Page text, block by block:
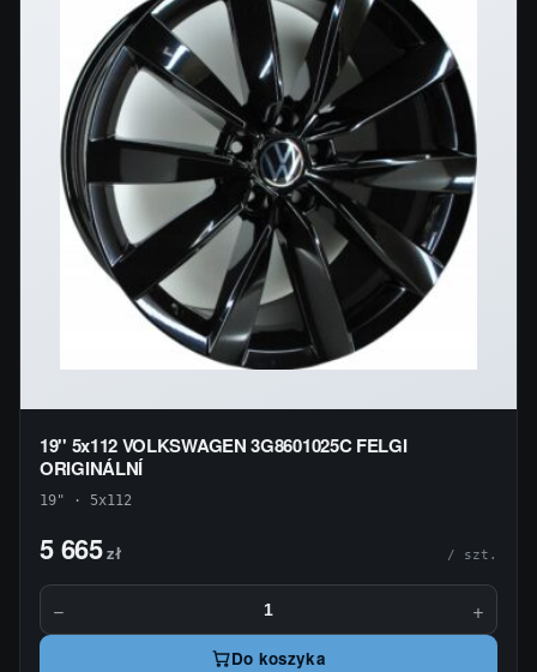
19'' 5x112 VOLKSWAGEN 3G8601025C FELGI
ORIGINÁLNÍ
19" · 5x112
5 665zł / szt.
− +
Do koszyka